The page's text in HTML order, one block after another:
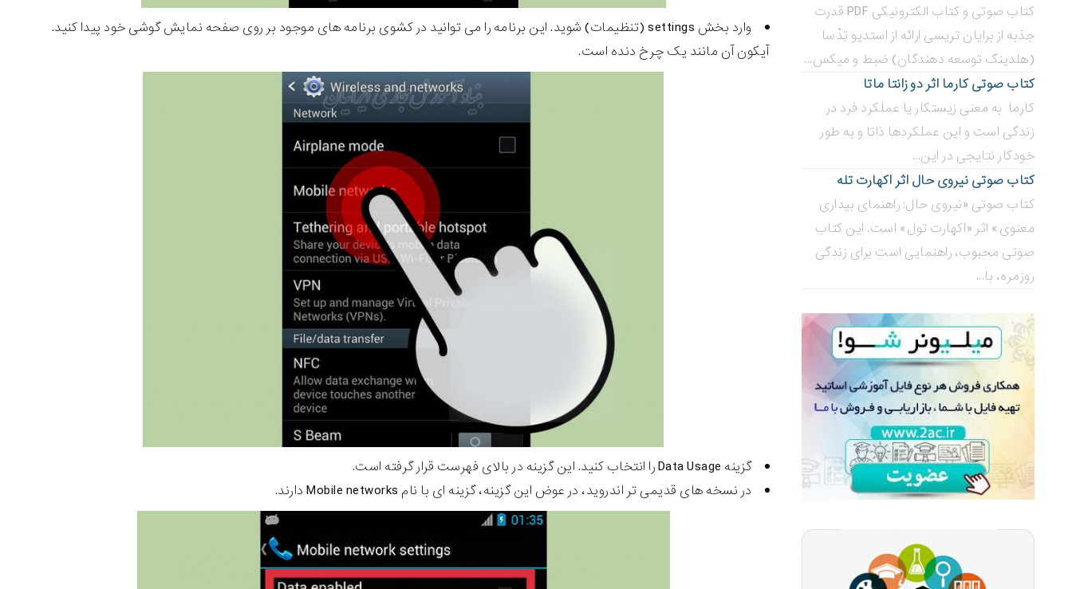
وارد بخش settings (تنظیمات) شوید. این برنامه را می توانید در کشوی برنامه های موجود بر روی صفحه نمایش گوشی خود پیدا کنید.
آیکون آن مانند یک چرخ دنده است.
گزینه Data Usage را انتخاب کنید. این گزینه در بالای فهرست قرار گرفته است.
در نسخه های قدیمی تر اندروید، در عوض این گزینه، گزینه ای با نام Mobile networks دارند.
کتاب صوتی و کتاب الکترونیکی PDF قدرت
جذبه از برایان تریسی ارائه از استدیو تِدْسا
(هلدینگ توسعه دهندگان) ضبط و میکس...
کتاب صوتی کارما اثر دو زانتا ماتا
کارما به معنی زیستکار یا عملکرد فرد در
زندگی است و این عملکردها ذاتا و به طور
خودکار نتایجی در این...
کتاب صوتی نیروی حال اثر اکهارت تله
کتاب صوتی «نیروی حال: راهنمای بیداری
معنوی» اثر «اکهارت تول» است. این کتاب
صوتی محبوب، راهنمایی است برای زندگی
روزمره، با...